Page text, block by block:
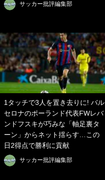
サッカー批評編集部
1タッチで3人を置き去りに! バル
セロナのポーランド代表FWレバ
ンドフスキが巧みな「軸足裏タ
ーン」からネット揺らす…この
日2得点で勝利に貢献
サッカー批評編集部